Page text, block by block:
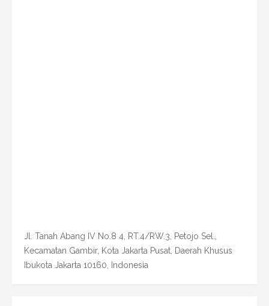
Jl. Tanah Abang IV No.8 4, RT.4/RW.3, Petojo Sel.,
Kecamatan Gambir, Kota Jakarta Pusat, Daerah Khusus
Ibukota Jakarta 10160, Indonesia